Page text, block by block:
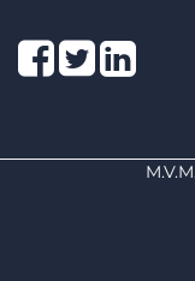
Facebook
TwitterLinkedIn